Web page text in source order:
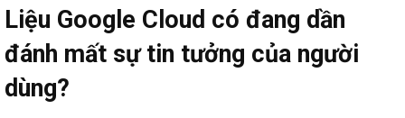
Liệu Google Cloud có đang dần
đánh mất sự tin tưởng của người
dùng?